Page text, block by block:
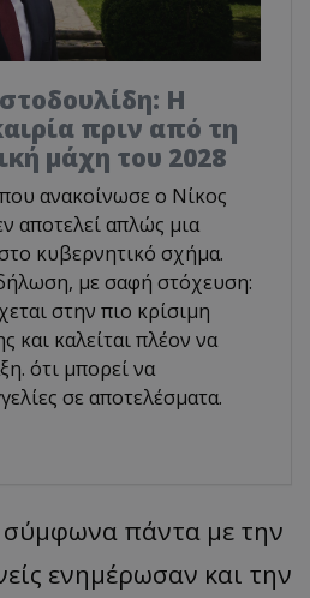
Η
πριν από τη
μάχη του 2028
ανακοίνωσε ο Νίκος
αποτελεί απλώς μια
κυβερνητικό σχήμα.
δήλωση, με σαφή στόχευση:
στην πιο κρίσιμη
και καλείται πλέον να
ότι μπορεί να
σε αποτελέσματα.
πάντα με την
ενημέρωσαν και την